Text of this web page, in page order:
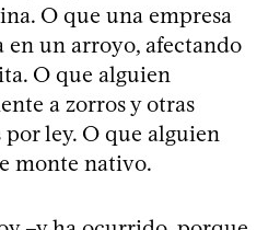
O que una empresa
en un arroyo, afectando
O que alguien
a zorros y otras
ley. O que alguien
monte nativo.